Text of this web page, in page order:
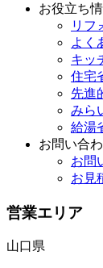
お役立ち
リフ
よく
キッ
住宅
先進
みら
給湯
お問い合
お問
お見
営業エリア
山口県